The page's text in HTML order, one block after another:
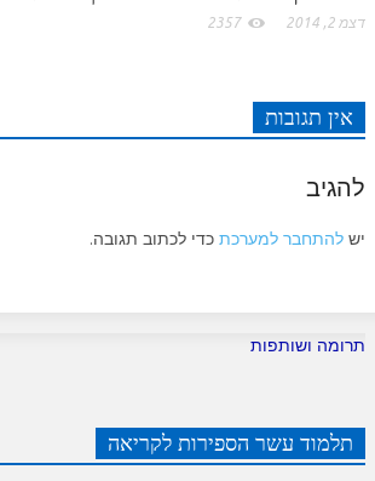
לאתר ספר הרב
דצמ 2, 2014 2357
אין תגובות
להגיב
יש להתחבר למערכת כדי לכתוב תגובה.
תרומה ושותפות
תלמוד עשר הספירות לקריאה